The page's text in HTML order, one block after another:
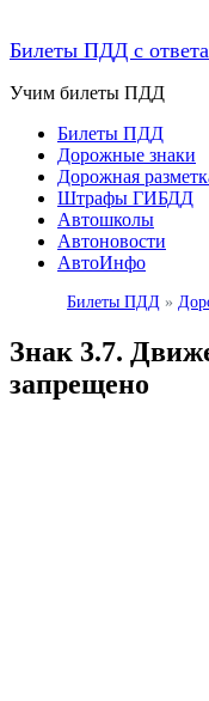
Билеты ПДД с
Учим билеты ПДД
Билеты ПДД
Дорожные знаки
Дорожная
Штрафы ГИБДД
Автошколы
Автоновости
АвтоИнфо
Билеты ПДД »
Знак 3.7.
запрещено